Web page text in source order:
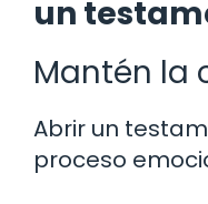
un
Mantén la
Abrir un
proceso